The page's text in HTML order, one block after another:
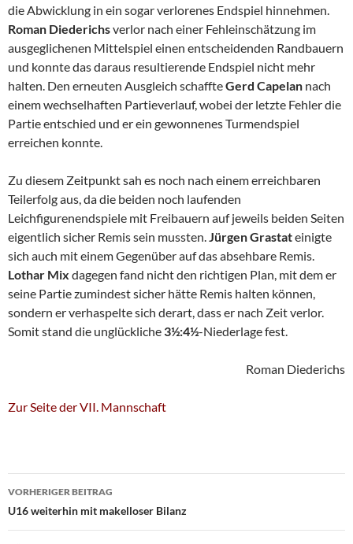
die Abwicklung in ein sogar verlorenes Endspiel hinnehmen.
Roman Diederichsverlor nach einer Fehleinschätzung im
ausgeglichenen Mittelspiel einen entscheidenden Randbauern
und konnte das daraus resultierende Endspiel nicht mehr
halten. Den erneuten Ausgleich schaffteGerd Capelan nach
einem wechselhaften Partieverlauf, wobei der letzte Fehler die
Partie entschied und er ein gewonnenes Turmendspiel
erreichen konnte.
Zu diesem Zeitpunkt sah es noch nach einem erreichbaren
Teilerfolg aus, da die beiden noch laufenden
Leichfigurenendspiele mit Freibauern auf jeweils beiden Seiten
eigentlich sicher Remis sein mussten.Jürgen Grastateinigte
sich auch mit einem Gegenüber auf das absehbare Remis.
Lothar Mix dagegen fand nicht den richtigen Plan, mit dem er
seine Partie zumindest sicher hätte Remis halten können,
sondern er verhaspelte sich derart, dass er nach Zeit verlor.
Somit stand die unglückliche 3½:4½-Niederlage fest.
Roman Diederichs
Zur Seite der VII. Mannschaft
Beitragsnavigation
VORHERIGER BEITRAG
U16 weiterhin mit makelloser Bilanz